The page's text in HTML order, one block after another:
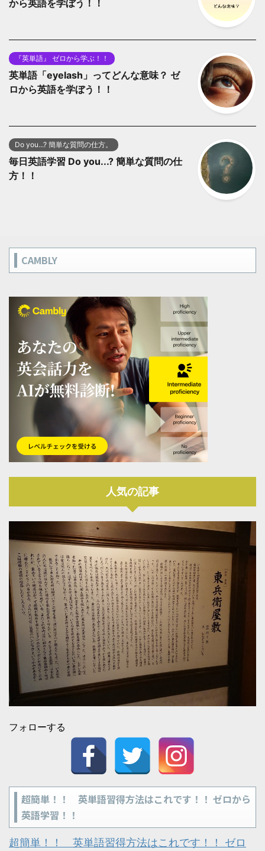
から英語を学ぼう！！
『英単語』 ゼロから学ぶ！！
英単語「eyelash」ってどんな意味？ ゼ
ロから英語を学ぼう！！
Do you...? 簡単な質問の仕方。
毎日英語学習 Do you...? 簡単な質問の仕
方！！
CAMBLY
人気の記事
フォローする
超簡単！！ 英単語習得方法はこれです！！ ゼロから
英語学習！！
超簡単！！ 英単語習得方法はこれです！！ ゼロ